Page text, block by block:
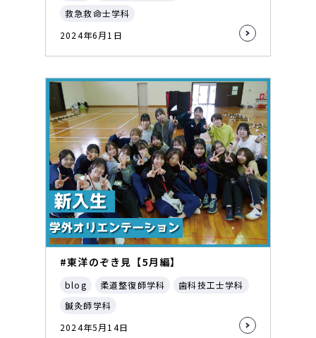
救急救命士学科
2024年6月1日
#東洋のぞき見【5月編】
blog 柔道整復師学科
歯科技工士学科
鍼灸師学科
2024年5月14日